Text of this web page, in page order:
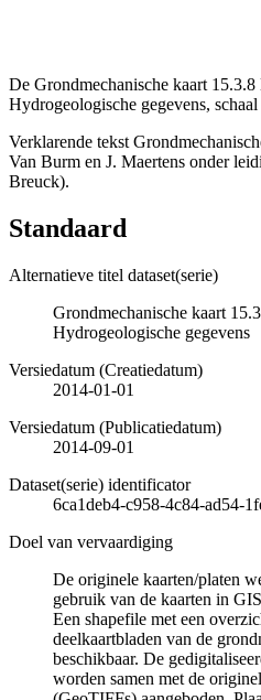
De Grondmechanische kaart
Hydrogeologische gegevens,
Verklarende tekst
Van Burm en J. Maertens onder
Breuck).
Standaard
Alternatieve titel dataset(serie)
Grondmechanische kaart
Hydrogeologische gegevens
Versiedatum (Creatiedatum)
2014-01-01
Versiedatum (Publicatiedatum)
2014-09-01
Dataset(serie) identificator
6ca1deb4-c958-4c84-ad54-
Doel van vervaardiging
De originele kaarten/platen
gebruik van de kaarten in
Een shapefile met een
deelkaartbladen van de
beschikbaar. De
worden samen met de